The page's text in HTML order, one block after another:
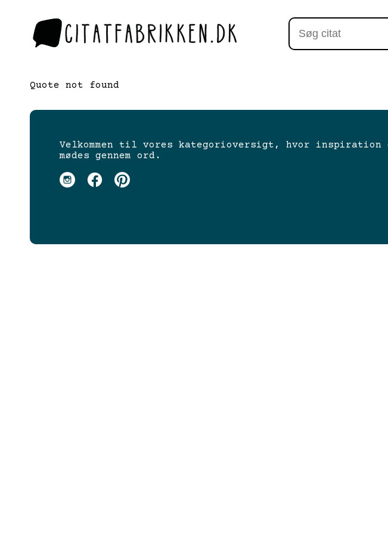
Quote not found
Velkommen til vores kategorioversigt, hvor inspiration
mødes gennem ord.